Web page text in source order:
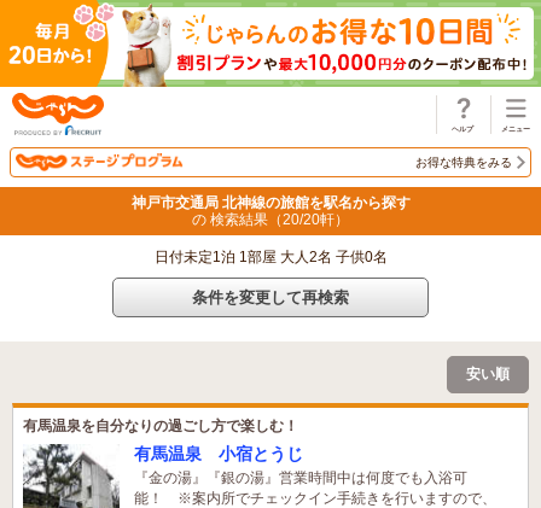
お得な特典をみる
神戸市交通局 北神線の旅館を駅名から探す
の 検索結果（20/20軒）
日付未定1泊 1部屋 大人2名 子供0名
条件を変更して再検索
安い順
有馬温泉を自分なりの過ごし方で楽しむ！
有馬温泉 小宿とうじ
『金の湯』『銀の湯』営業時間中は何度でも入浴可
能！ ※案内所でチェックイン手続きを行いますので、